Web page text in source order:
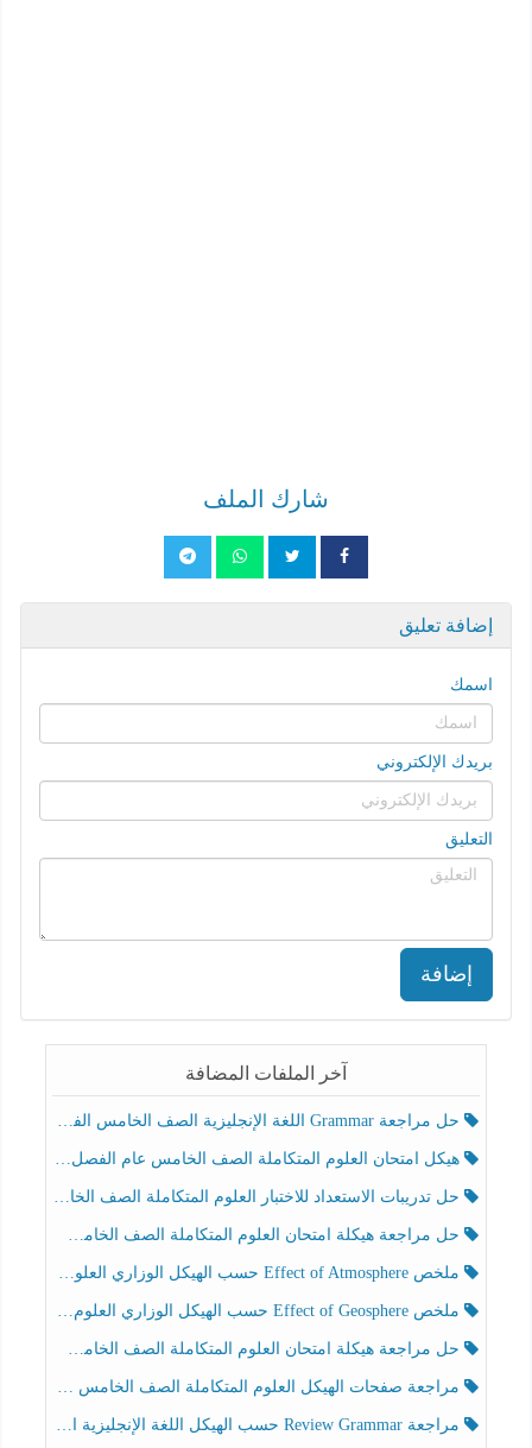
شارك الملف
إضافة تعليق
اسمك
بريدك الإلكتروني
التعليق
إضافة
آخر الملفات المضافة
حل مراجعة Grammar اللغة الإنجليزية الصف الخامس الفصل الثالث
هيكل امتحان العلوم المتكاملة الصف الخامس عام الفصل الدراسي الثالث 2025-2026
حل تدريبات الاستعداد للاختبار العلوم المتكاملة الصف الخامس عام الفصل الثالث
حل مراجعة هيكلة امتحان العلوم المتكاملة الصف الخامس انسبير الفصل الثالث
ملخص Effect of Atmosphere حسب الهيكل الوزاري العلوم المتكاملة الصف الخامس انسبير الفصل الثالث
ملخص Effect of Geosphere حسب الهيكل الوزاري العلوم المتكاملة الصف الخامس انسبير الفصل الثالث
حل مراجعة هيكلة امتحان العلوم المتكاملة الصف الخامس عام الفصل الثالث
مراجعة صفحات الهيكل العلوم المتكاملة الصف الخامس انسبير الفصل الثالث
مراجعة Review Grammar حسب الهيكل اللغة الإنجليزية الصف الخامس الفصل الثالث